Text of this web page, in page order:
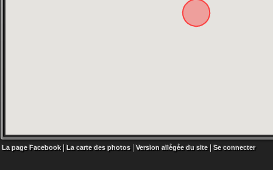
La page Facebook| La carte des photos|Version allégée du site| Se connecter